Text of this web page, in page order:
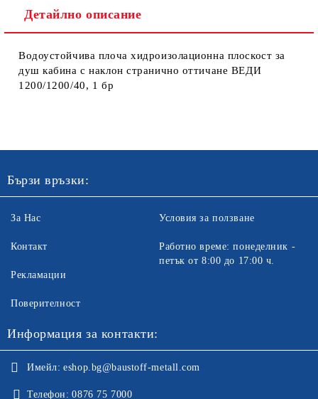
Детайлно описание
Водоустойчива плоча хидроизолационна плоскост за
душ кабина с наклон странично оттичане ВЕДИ
1200/1200/40, 1 бр
Бързи връзки:
За Нас
Контакт
Рекламации
Поверителност
Условия за ползване
Работно време: понеделник -
петък от 8:00 до 17:00 ч.
Информация за контакти:
Имейл: eshop.bg@baustoff-metall.com
Телефон: 0876 75 7000